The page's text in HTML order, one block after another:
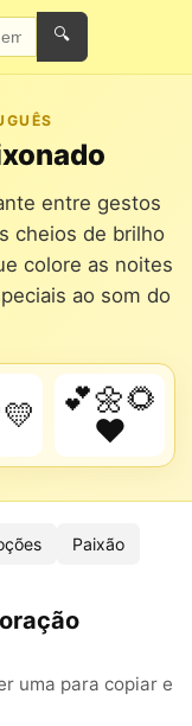
🔍
entre gestos
cheios de brilho
colore as noites
ao som do
💕🌼🌻
❤️
Paixão
uma para copiar e